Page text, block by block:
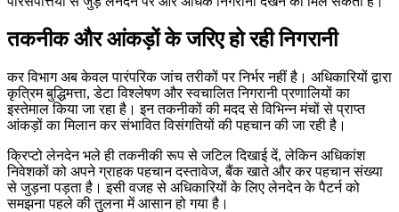
तकनीक और आंकड़ों के जरिए हो रही निगरानी
कर विभाग अब केवल पारंपरिक जांच तरीकों पर निर्भर नहीं है। अधिकारियों द्वारा
कृत्रिम बुद्धिमत्ता, डेटा विश्लेषण और स्वचालित निगरानी प्रणालियों का
इस्तेमाल किया जा रहा है। इन तकनीकों की मदद से विभिन्न मंचों से प्राप्त
आंकड़ों का मिलान कर संभावित विसंगतियों की पहचान की जा रही है।
क्रिप्टो लेनदेन भले ही तकनीकी रूप से जटिल दिखाई दें, लेकिन अधिकांश
निवेशकों को अपने ग्राहक पहचान दस्तावेज, बैंक खाते और कर पहचान संख्या
से जुड़ना पड़ता है। इसी वजह से अधिकारियों के लिए लेनदेन के पैटर्न को
समझना पहले की तुलना में आसान हो गया है।